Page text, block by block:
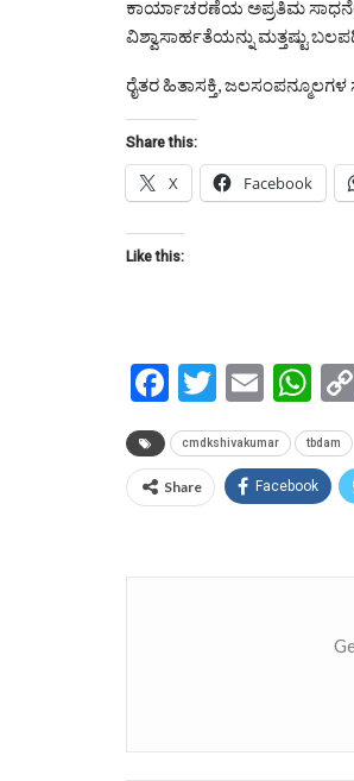
ಕಾರ್ಯಾಚರಣೆಯ ಅಪ್ರತಿಮ
ವಿಶ್ವಾಸಾರ್ಹತೆಯನ್ನು ಮತ್ತಷ್ಟು
ರೈತರ ಹಿತಾಸಕ್ತಿ,
Share this:
X Facebook
Like this:
Facebook
Twitter
Email
cmdkshivakumar tbdam
Share Facebook